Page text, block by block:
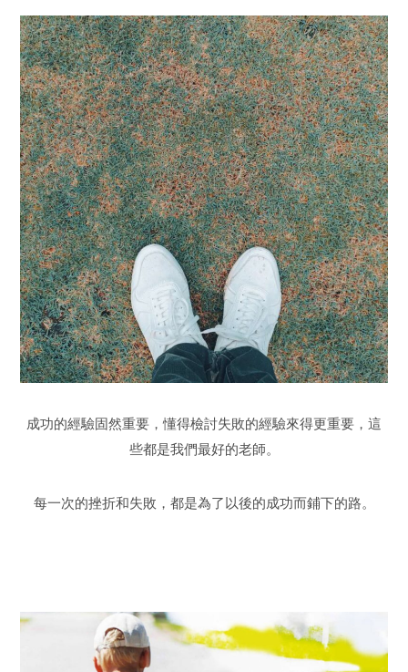
成功的經驗固然重要，懂得檢討失敗的經驗來得更重要，這
些都是我們最好的老師。
每一次的挫折和失敗，都是為了以後的成功而鋪下的路。